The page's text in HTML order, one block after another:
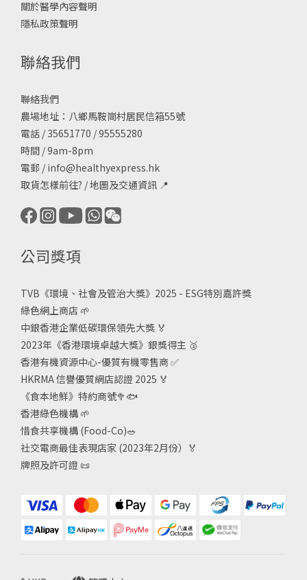
關於醫學內容聲明
隱私政策聲明
聯絡我們
聯絡我們
農場地址：八鄉馬鞍崗村居民信箱55號
電話 / 35651770 / 95555280
時間 / 9am-8pm
電郵 / info@healthyexpress.hk
取貨怎樣前往? /地圖及交通資訊 📍
公司獎項
TVB《環境、社會及管治大獎》2025 - ESG特別嘉許獎
綠色網上商店 🌱
中銀香港企業低碳環保領先大獎 🏅
2023年《香港環境卓越大獎》銀獎得主 🥈
香港有機資源中心-優質有機零售商✅
HKRMA 信譽優質網店認證 2025 🏅
《食本地鮮》特約商號🥦🐟
香港綠色機構 🌱
惜食共享機構 (Food-Co)🥗
社交電商最佳表現店家 (2023年2月份）🏅
牌照及許可證 📜